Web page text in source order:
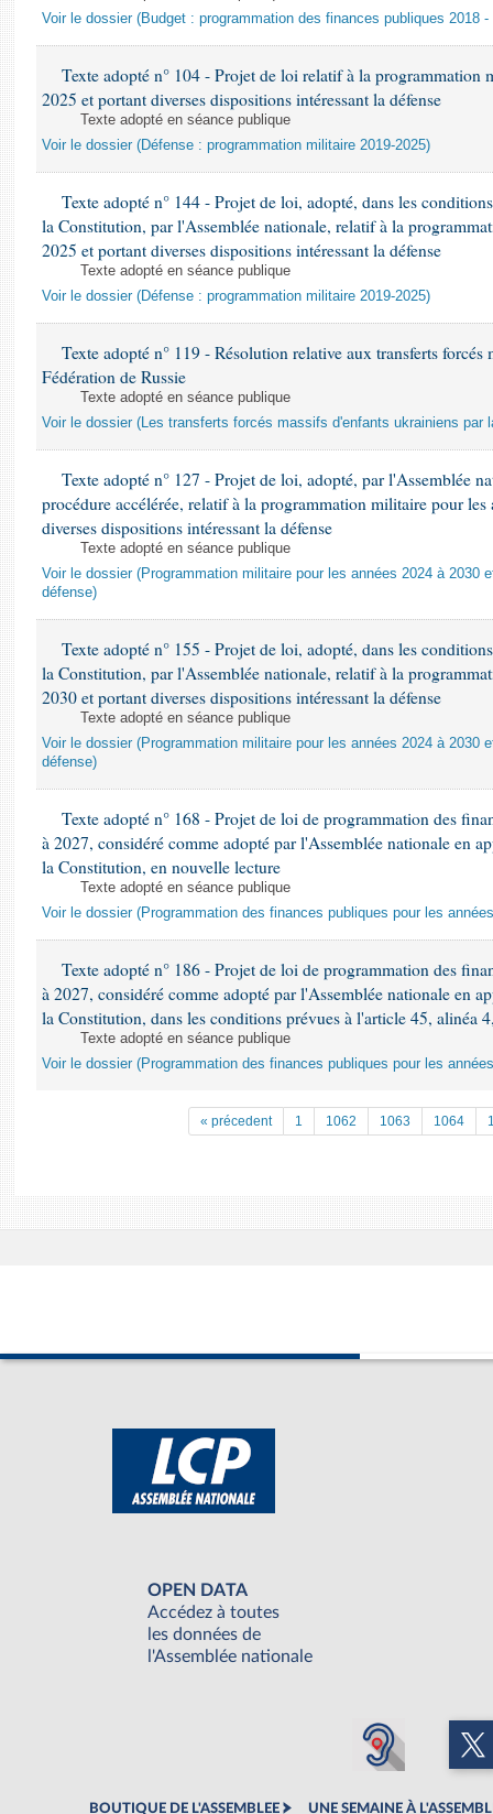
Budget et sécurité sociale
Questions écrites et orales
Comptes rendus des débats
Voir le dossier (Budget : programmation des finances publiques 2018 -
Texte adopté n° 104 - Projet de loi relatif à la programmation
2025 et portant diverses dispositions intéressant la défense
Texte adopté en séance publique
Voir le dossier (Défense : programmation militaire 2019-2025)
Texte adopté n° 144 - Projet de loi, adopté, dans les
la Constitution, par l'Assemblée nationale, relatif à la
2025 et portant diverses dispositions intéressant la défense
Texte adopté en séance publique
Voir le dossier (Défense : programmation militaire 2019-2025)
Texte adopté n° 119 - Résolution relative aux transferts
Fédération de Russie
Texte adopté en séance publique
Voir le dossier (Les transferts forcés massifs d'enfants ukrainiens par
Texte adopté n° 127 - Projet de loi, adopté, par l'Assemblée
procédure accélérée, relatif à la programmation militaire pour les
diverses dispositions intéressant la défense
Texte adopté en séance publique
Voir le dossier (Programmation militaire pour les années 2024 à 2030
défense)
Texte adopté n° 155 - Projet de loi, adopté, dans les
la Constitution, par l'Assemblée nationale, relatif à la
2030 et portant diverses dispositions intéressant la défense
Texte adopté en séance publique
Voir le dossier (Programmation militaire pour les années 2024 à 2030
défense)
Texte adopté n° 168 - Projet de loi de programmation des
à 2027, considéré comme adopté par l'Assemblée nationale en
la Constitution, en nouvelle lecture
Texte adopté en séance publique
Voir le dossier (Programmation des finances publiques pour les
Texte adopté n° 186 - Projet de loi de programmation des
à 2027, considéré comme adopté par l'Assemblée nationale en
la Constitution, dans les conditions prévues à l'article 45, alinéa
Texte adopté en séance publique
Voir le dossier (Programmation des finances publiques pour les
« précedent 1 1062 1063 1064
OPEN DATA
Accédez à toutes
les données de
l'Assemblée nationale
BOUTIQUE DE L'ASSEMBLEE UNE SEMAINE À